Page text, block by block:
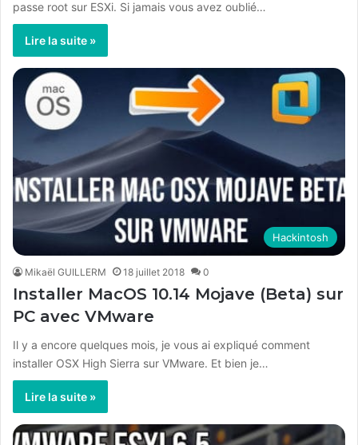
passe root sur ESXi. Si jamais vous avez oublié…
Lire la suite »
Hackintosh
Mikaël GUILLERM 18 juillet 2018 0
Installer MacOS 10.14 Mojave (Beta) sur
PC avec VMware
Il y a encore quelques mois, je vous ai expliqué comment
installer OSX High Sierra sur VMware. Et bien je…
Lire la suite »